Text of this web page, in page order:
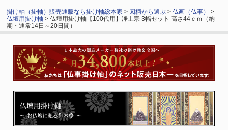
掛け軸（掛軸）販売通販なら掛け軸総本家 > 図柄から選ぶ >仏画（仏事）
>
仏壇用掛け軸 > 仏壇用掛け軸【100代用】浄土宗 3幅セット 高さ44ｃｍ（納
期・通常14日～20日間）